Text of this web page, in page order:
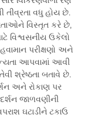
તીવ્રતા વધુ હોય છે.
વિસ્તૃત કરે છે,
વિશ્વસનીય ઉકેલો
પરીક્ષણો અને
આપવામાં આવી
શ્રેષ્ઠતા બતાવે છે.
અને રોકાણ પર
જાળવણીની
ઘટાડીને ટકાઉ